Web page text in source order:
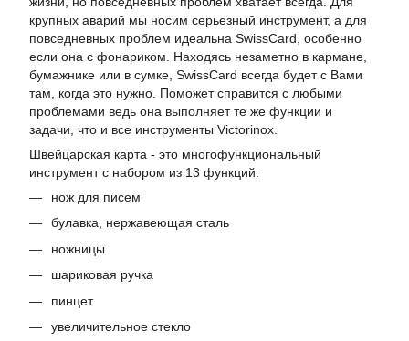
крупных аварий мы носим серьезный инструмент, а для
повседневных проблем идеальна SwissCard, особенно
если она с фонариком. Находясь незаметно в кармане,
бумажнике или в сумке, SwissCard всегда будет с Вами
там, когда это нужно. Поможет справится с любыми
проблемами ведь она выполняет те же функции и
задачи, что и все инструменты Victorinox.
Швейцарская карта - это многофункциональный
инструмент с набором из 13 функций:
нож для писем
булавка, нержавеющая сталь
ножницы
​шариковая ручка
пинцет
увеличительное стекло